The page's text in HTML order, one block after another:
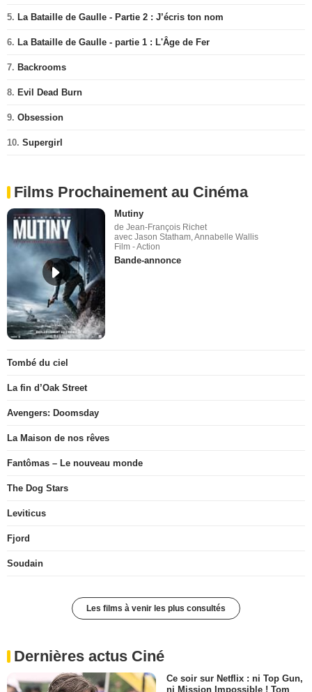
5. La Bataille de Gaulle - Partie 2 : J’écris ton nom
6. La Bataille de Gaulle - partie 1 : L'Âge de Fer
7. Backrooms
8. Evil Dead Burn
9. Obsession
10. Supergirl
Films Prochainement au Cinéma
Mutiny
de Jean-François Richet
avec Jason Statham, Annabelle Wallis
Film - Action
Bande-annonce
Tombé du ciel
La fin d’Oak Street
Avengers: Doomsday
La Maison de nos rêves
Fantômas – Le nouveau monde
The Dog Stars
Leviticus
Fjord
Soudain
Les films à venir les plus consultés
Dernières actus Ciné
Ce soir sur Netflix : ni Top Gun,
ni Mission Impossible ! Tom